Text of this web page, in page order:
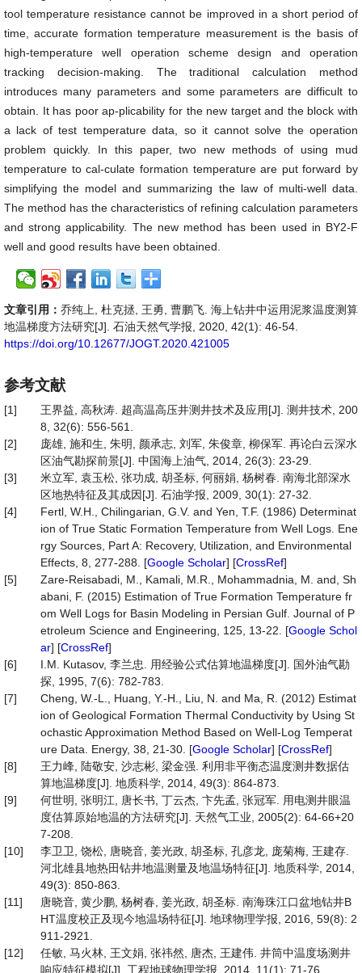
tool temperature resistance cannot be improved in a short period of
time, accurate formation temperature measurement is the basis of
high-temperature well operation scheme design and operation
tracking decision-making. The traditional calculation method
introduces many parameters and some parameters are difficult to
obtain. It has poor ap-plicability for the new target and the block with
a lack of test temperature data, so it cannot solve the operation
problem quickly. In this paper, two new methods of using mud
temperature to cal-culate formation temperature are put forward by
simplifying the model and summarizing the law of multi-well data.
The method has the characteristics of refining calculation parameters
and strong applicability. The new method has been used in BY2-F
well and good results have been obtained.
文章引用： 乔纯上, 杜克拯, 王勇, 曹鹏飞. 海上钻井中运用泥浆温度测算
地温梯度方法研究[J]. 石油天然气学报, 2020, 42(1): 46-54.
https://doi.org/10.12677/JOGT.2020.421005
参考文献
[1]
王界益, 高秋涛. 超高温高压井测井技术及应用[J]. 测井技术, 200
8, 32(6): 556-561.
[2]
庞雄, 施和生, 朱明, 颜承志, 刘军, 朱俊章, 柳保军. 再论白云深水
区油气勘探前景[J]. 中国海上油气, 2014, 26(3): 23-29.
[3]
米立军, 袁玉松, 张功成, 胡圣标, 何丽娟, 杨树春. 南海北部深水
区地热特征及其成因[J]. 石油学报, 2009, 30(1): 27-32.
[4]
Fertl, W.H., Chilingarian, G.V. and Yen, T.F. (1986) Determinat
ion of True Static Formation Temperature from Well Logs. Ene
rgy Sources, Part A: Recovery, Utilization, and Environmental
Effects, 8, 277-288. [Google Scholar] [CrossRef]
[5]
Zare-Reisabadi, M., Kamali, M.R., Mohammadnia, M. and, Sh
abani, F. (2015) Estimation of True Formation Temperature fr
om Well Logs for Basin Modeling in Persian Gulf. Journal of P
etroleum Science and Engineering, 125, 13-22. [Google Schol
ar] [CrossRef]
[6]
I.M. Kutasov, 李兰忠. 用经验公式估算地温梯度[J]. 国外油气勘
探, 1995, 7(6): 782-783.
[7]
Cheng, W.-L., Huang, Y.-H., Liu, N. and Ma, R. (2012) Estimat
ion of Geological Formation Thermal Conductivity by Using St
ochastic Approximation Method Based on Well-Log Temperat
ure Data. Energy, 38, 21-30. [Google Scholar] [CrossRef]
[8]
王力峰, 陆敬安, 沙志彬, 梁金强. 利用非平衡态温度测井数据估
算地温梯度[J]. 地质科学, 2014, 49(3): 864-873.
[9]
何世明, 张明江, 唐长书, 丁云杰, 卞先孟, 张冠军. 用电测井眼温
度估算原始地温的方法研究[J]. 天然气工业, 2005(2): 64-66+20
7-208.
[10]
李卫卫, 饶松, 唐晓音, 姜光政, 胡圣标, 孔彦龙, 庞菊梅, 王建存.
河北雄县地热田钻井地温测量及地温场特征[J]. 地质科学, 2014,
49(3): 850-863.
[11]
唐晓音, 黄少鹏, 杨树春, 姜光政, 胡圣标. 南海珠江口盆地钻井B
HT温度校正及现今地温场特征[J]. 地球物理学报, 2016, 59(8): 2
911-2921.
[12]
任敏, 马火林, 王文娟, 张祎然, 唐杰, 王建伟. 井筒中温度场测井
响应特征模拟[J]. 工程地球物理学报, 2014, 11(1): 71-76.